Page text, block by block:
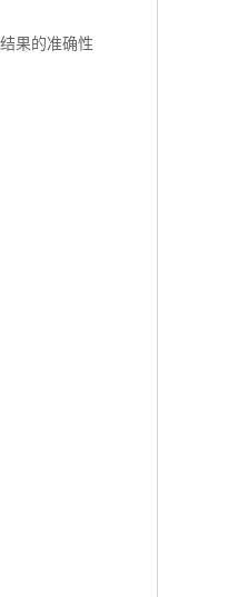
果的准确性